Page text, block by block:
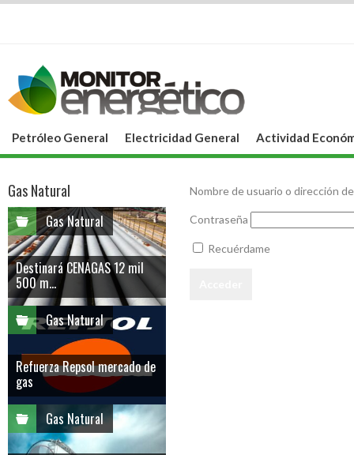
Petróleo General Electricidad General Actividad
Nombre de usuario o dirección
Contraseña
Recuérdame
Gas Natural
Gas Natural
Destinará CENAGAS 12 mil
500 m...
Gas Natural
Refuerza Repsol mercado de
gas
Gas Natural